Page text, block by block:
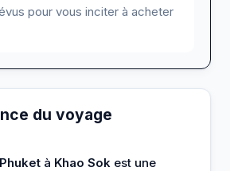
pour vous inciter à acheter
du voyage
Phuket à Khao Sok est une